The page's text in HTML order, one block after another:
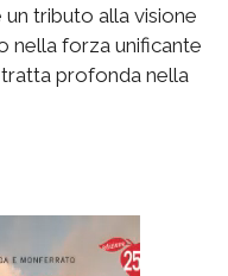
tributo alla visione
nella forza unificante
tratta profonda nella